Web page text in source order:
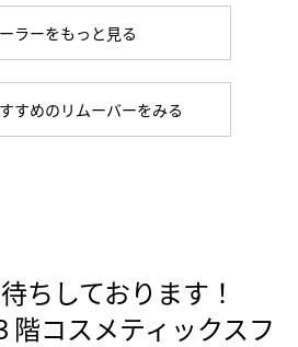
ラーをもっと見る
すめのリムーバーをみる
ちしております！
階コスメティックスフ